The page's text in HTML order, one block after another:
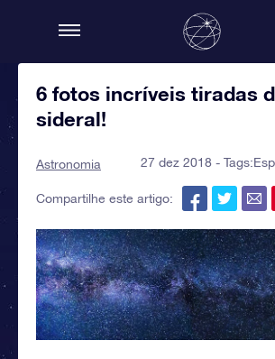
6 fotos incríveis tiradas
sideral!
Astronomia 27 dez 2018 - Tags:
Compartilhe este artigo: